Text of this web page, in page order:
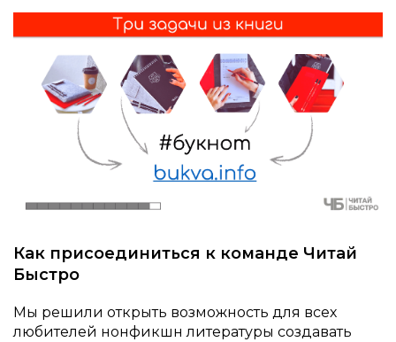
Как присоединиться к команде Читай
Быстро
Мы решили открыть возможность для всех
любителей нонфикшн литературы создавать